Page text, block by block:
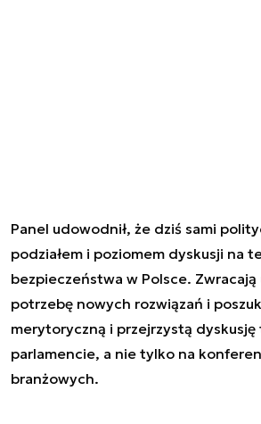
Panel udowodnił, że dziś sami
podziałem i poziomem dyskusji na
bezpieczeństwa w Polsce. Zwracają
potrzebę nowych rozwiązań i
merytoryczną i przejrzystą dyskusję
parlamencie, a nie tylko na
branżowych.